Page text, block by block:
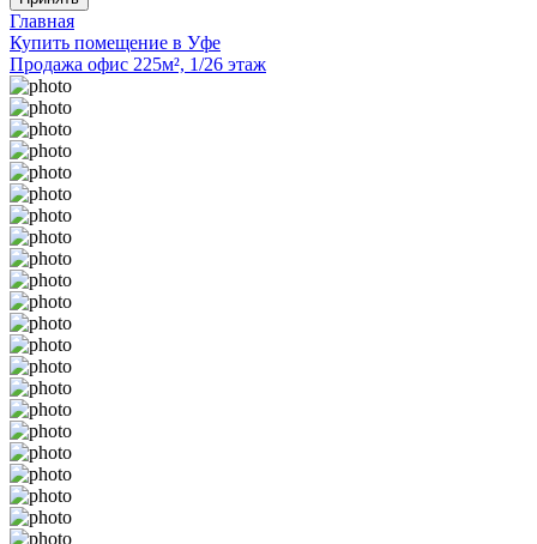
Главная
Купить помещение в Уфе
Продажа офис 225м², 1/26 этаж